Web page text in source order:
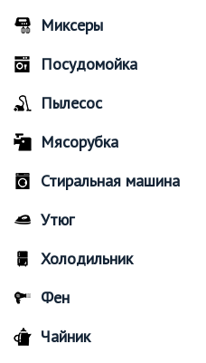
Миксеры
Посудомойка
Пылесос
Мясорубка
Стиральная машина
Утюг
Холодильник
Фен
Чайник